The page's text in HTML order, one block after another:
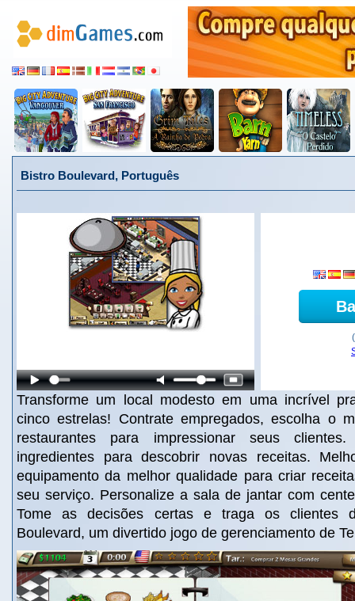
Bistro Boulevard, Português
Transforme um local modesto em uma incrível
cinco estrelas! Contrate empregados, escolha o
restaurantes para impressionar seus
ingredientes para descobrir novas receitas.
equipamento da melhor qualidade para criar
seu serviço. Personalize a sala de jantar com
Tome as decisões certas e traga os clientes
Boulevard, um divertido jogo de gerenciamento de